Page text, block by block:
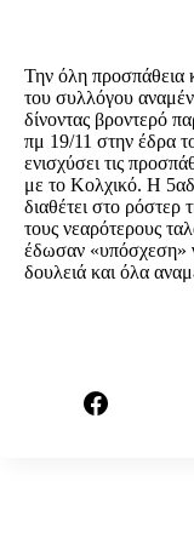
Την όλη προσπάθεια
του συλλόγου
δίνοντας βροντερό
πμ 19/11 στην έδρα
ενισχύσει τις
με το Κολχικό. Η
διαθέτει στο
τους νεαρότερους
έδωσαν «υπόσχεση»
δουλειά και όλα